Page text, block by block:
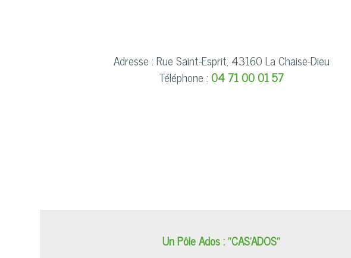
Adresse : Rue Saint-Esprit, 43160 La Chaise-Dieu
Téléphone :04 71 00 01 57
Un Pôle Ados : "CAS'ADOS"